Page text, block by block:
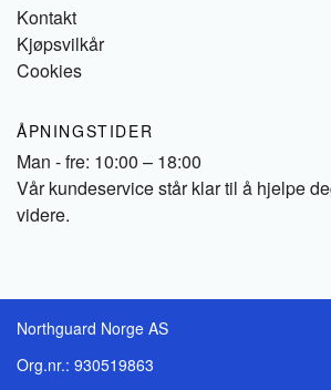
Kontakt
Kjøpsvilkår
Cookies
ÅPNINGSTIDER
Man - fre: 10:00 – 18:00
Vår kundeservice står klar til å hjelpe
videre.
Northguard Norge AS
Org.nr.: 930519863